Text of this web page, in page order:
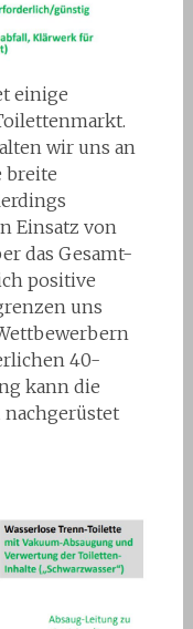
einige
wir uns an
breite
Einsatz von
das Gesamt-
positive
uns
40-
kann die